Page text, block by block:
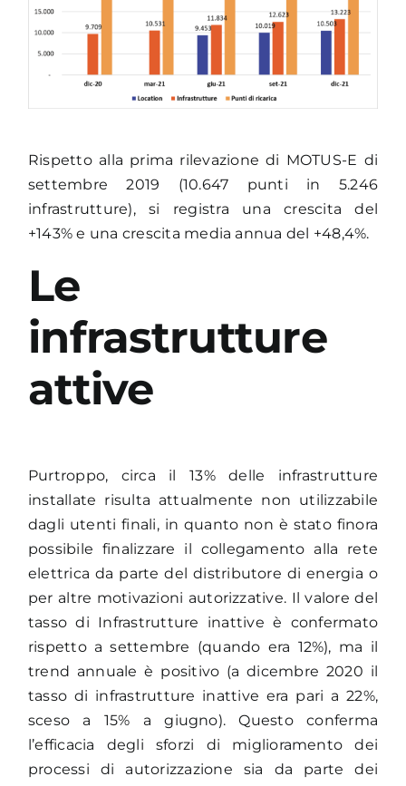
Rispetto alla prima rilevazione di MOTUS-E di
settembre 2019 (10.647 punti in 5.246
infrastrutture), si registra una crescita del
+143% e una crescita media annua del +48,4%.
Le
infrastrutture
attive
Purtroppo, circa il 13% delle infrastrutture
installate risulta attualmente non utilizzabile
dagli utenti finali, in quanto non è stato finora
possibile finalizzare il collegamento alla rete
elettrica da parte del distributore di energia o
per altre motivazioni autorizzative. Il valore del
tasso di Infrastrutture inattive è confermato
rispetto a settembre (quando era 12%), ma il
trend annuale è positivo (a dicembre 2020 il
tasso di infrastrutture inattive era pari a 22%,
sceso a 15% a giugno). Questo conferma
l’efficacia degli sforzi di miglioramento dei
processi di autorizzazione sia da parte dei